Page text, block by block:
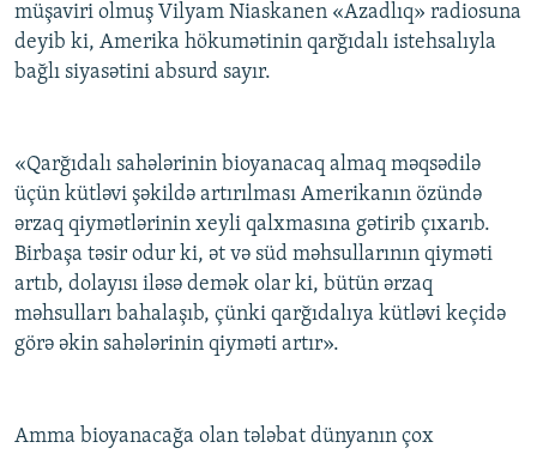
müşaviri olmuş Vilyam Niaskanen «Azadlıq» radiosuna
deyib ki, Amerika hökumətinin qarğıdalı istehsalıyla
bağlı siyasətini absurd sayır.
«Qarğıdalı sahələrinin bioyanacaq almaq məqsədilə
üçün kütləvi şəkildə artırılması Amerikanın özündə
ərzaq qiymətlərinin xeyli qalxmasına gətirib çıxarıb.
Birbaşa təsir odur ki, ət və süd məhsullarının qiyməti
artıb, dolayısı iləsə demək olar ki, bütün ərzaq
məhsulları bahalaşıb, çünki qarğıdalıya kütləvi keçidə
görə əkin sahələrinin qiyməti artır».
Amma bioyanacağa olan tələbat dünyanın çox